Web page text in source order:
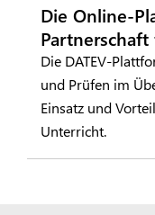
Die Online-
Die DATEV-
und Prüfen im
Einsatz und
Unterricht.